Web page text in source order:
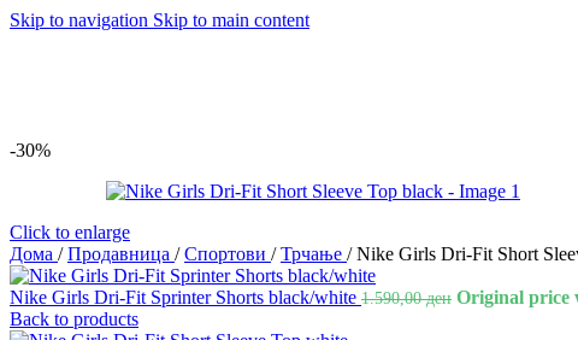
Skip to navigation Skip to main content
-30%
Click to enlarge
Дома / Продавница / Спортови / Трчање / Nike Girls Dri-Fit Short
Nike Girls Dri-Fit Sprinter Shorts black/white 1.590,00ден Original price
Back to products